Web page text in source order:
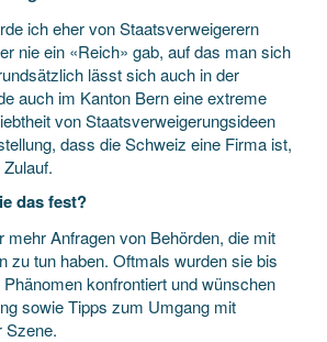
ich eher von Staatsverweigerern
nie ein «Reich» gab, auf das man sich
lässt sich auch in der
auch im Kanton Bern eine extreme
von Staatsverweigerungsideen
dass die Schweiz eine Firma ist,
das fest?
mehr Anfragen von Behörden, die mit
zu tun haben. Oftmals wurden sie bis
konfrontiert und wünschen
sowie Tipps zum Umgang mit
Szene.